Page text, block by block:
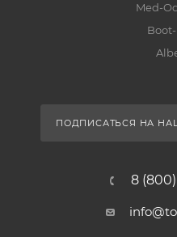
Med-
ПОДПИСАТЬСЯ НА
8 (800)